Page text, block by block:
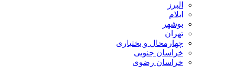
البرز
ایلام
بوشهر
تهران
چهارمحال و بختیاری
خراسان جنوبی
خراسان رضوی